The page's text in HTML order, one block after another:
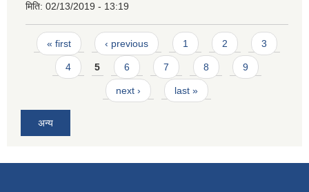
मिति: 02/13/2019 - 13:19
Pages
« first ‹ previous 1 2 3
4 5 6 7 8 9
next › last »
अन्य